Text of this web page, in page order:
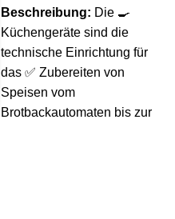
Beschreibung: Die 🍳
Küchengeräte sind die
technische Einrichtung für
das ✅ Zubereiten von
Speisen vom
Brotbackautomaten bis zur